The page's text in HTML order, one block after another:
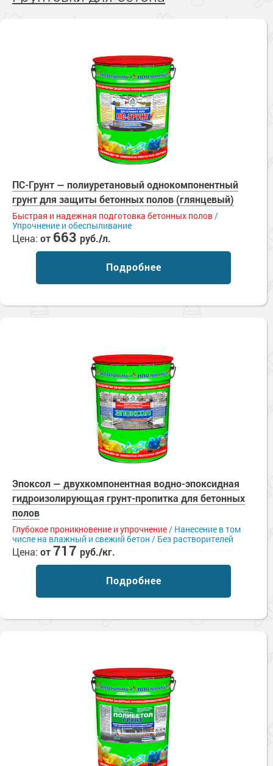
ПС-Грунт — полиуретановый однокомпонентный
грунт для защиты бетонных полов (глянцевый)
Быстрая и надежная подготовка бетонных полов/
Упрочнение и обеспыливание
Цена: от 663 руб./л.
Подробнее
Эпоксол — двухкомпонентная водно-эпоксидная
гидроизолирующая грунт-пропитка для бетонных
полов
Глубокое проникновение и упрочнение/ Нанесение в том
числе на влажный и свежий бетон / Без растворителей
Цена: от717 руб./кг.
Подробнее